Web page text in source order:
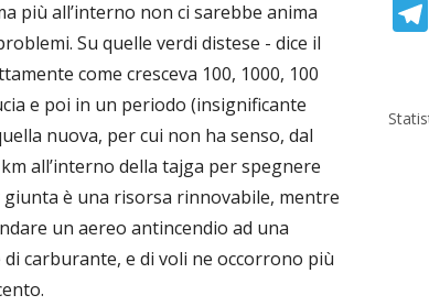
più all’interno non ci sarebbe anima
Su quelle verdi distese - dice il
come cresceva 100, 1000, 100
e poi in un periodo (insignificante
nuova, per cui non ha senso, dal
all’interno della tajga per spegnere
è una risorsa rinnovabile, mentre
un aereo antincendio ad una
carburante, e di voli ne occorrono più